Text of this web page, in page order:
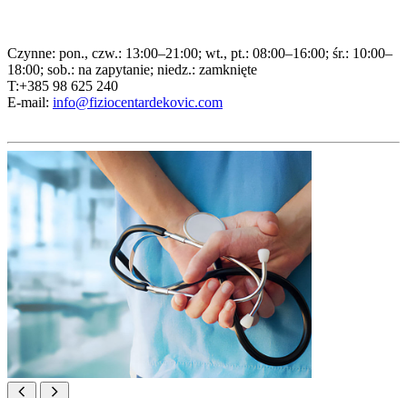
Czynne: pon., czw.: 13:00–21:00; wt., pt.: 08:00–16:00; śr.: 10:00–
18:00; sob.: na zapytanie; niedz.: zamknięte
T:+385 98 625 240
E-mail: info@fiziocentardekovic.com